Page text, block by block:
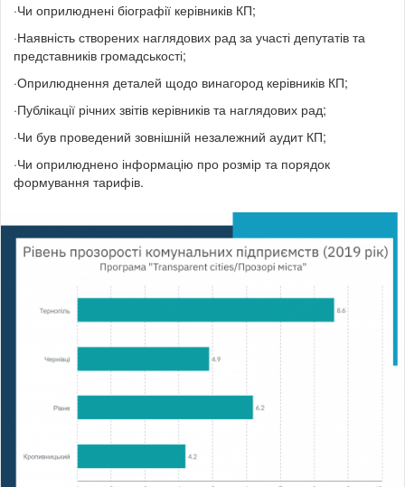
·Чи оприлюднені біографії керівників КП;
·Наявність створених наглядових рад за участі депутатів та
представників громадськості;
·Оприлюднення деталей щодо винагород керівників КП;
·Публікації річних звітів керівників та наглядових рад;
·Чи був проведений зовнішній незалежний аудит КП;
·Чи оприлюднено інформацію про розмір та порядок
формування тарифів.